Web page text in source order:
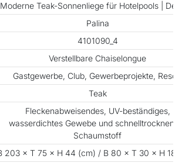
Moderne Teak-Sonnenliege für Hotelpools |
Palina
4101090_4
Verstellbare Chaiselongue
Gastgewerbe, Club, Gewerbeprojekte, Resort
Teak
Fleckenabweisendes, UV-beständiges,
wasserdichtes Gewebe und
Schaumstoff
203 × T 75 × H 44 (cm) / B 80 × T 30 × H 18